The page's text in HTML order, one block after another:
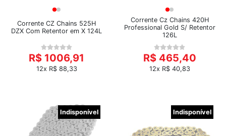
Corrente CZ Chains 525H
DZX Com Retentor em X 124L
R$ 1006,91
12x R$ 88,33
Corrente Cz Chains 420H
Professional Gold S/ Retentor
126L
R$ 465,40
12x R$ 40,83
Indisponível Indisponível